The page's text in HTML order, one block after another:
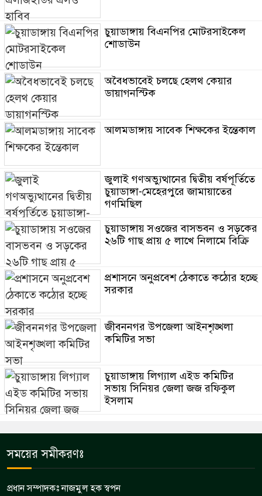
চুয়াডাঙ্গায় বিএনপির মোটরসাইকেল
শোডাউন
অবৈধভাবেই চলছে হেলথ কেয়ার
ডায়াগনস্টিক
আলমডাঙ্গায় সাবেক শিক্ষকের ইন্তেকাল
জুলাই গণঅভ্যুত্থানের দ্বিতীয় বর্ষপূর্তিতে
চুয়াডাঙ্গা-মেহেরপুরে জামায়াতের
গণমিছিল
চুয়াডাঙ্গায় সওজের বাসভবন ও সড়কের
২৬টি গাছ প্রায় ৫ লাখে নিলামে বিক্রি
প্রশাসনে অনুপ্রবেশ ঠেকাতে কঠোর হচ্ছে
সরকার
জীবননগর উপজেলা আইনশৃঙ্খলা
কমিটির সভা
চুয়াডাঙ্গায় লিগ্যাল এইড কমিটির
সভায় সিনিয়র জেলা জজ রফিকুল
ইসলাম
সময়ের সমীকরণঃ
প্রধান সম্পাদকঃ নাজমুল হক স্বপন